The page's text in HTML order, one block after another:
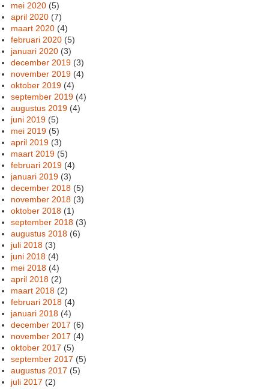
mei 2020 (5)
april 2020 (7)
maart 2020 (4)
februari 2020 (5)
januari 2020 (3)
december 2019 (3)
november 2019 (4)
oktober 2019 (4)
september 2019 (4)
augustus 2019 (4)
juni 2019 (5)
mei 2019 (5)
april 2019 (3)
maart 2019 (5)
februari 2019 (4)
januari 2019 (3)
december 2018 (5)
november 2018 (3)
oktober 2018 (1)
september 2018 (3)
augustus 2018 (6)
juli 2018 (3)
juni 2018 (4)
mei 2018 (4)
april 2018 (2)
maart 2018 (2)
februari 2018 (4)
januari 2018 (4)
december 2017 (6)
november 2017 (4)
oktober 2017 (5)
september 2017 (5)
augustus 2017 (5)
juli 2017 (2)